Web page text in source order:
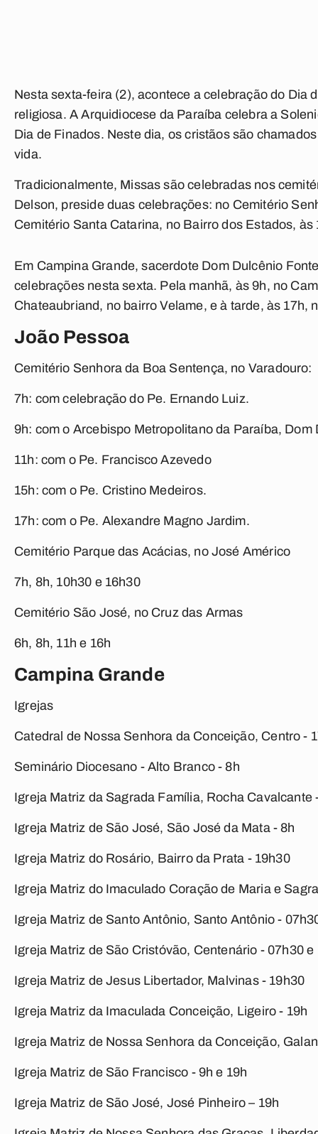
Nesta sexta-feira (2), acontece a celebração do Dia
religiosa. A Arquidiocese da Paraíba celebra a
Dia de Finados. Neste dia, os cristãos são
vida.
Tradicionalmente, Missas são celebradas nos
Delson, preside duas celebrações: no Cemitério
Cemitério Santa Catarina, no Bairro dos Estados, às
Em Campina Grande, sacerdote Dom Dulcênio
celebrações nesta sexta. Pela manhã, às 9h, no
Chateaubriand, no bairro Velame, e à tarde, às 17h,
João Pessoa
Cemitério Senhora da Boa Sentença, no Varadouro:
7h: com celebração do Pe. Ernando Luiz.
9h: com o Arcebispo Metropolitano da Paraíba, Dom
11h: com o Pe. Francisco Azevedo
15h: com o Pe. Cristino Medeiros.
17h: com o Pe. Alexandre Magno Jardim.
Cemitério Parque das Acácias, no José Américo
7h, 8h, 10h30 e 16h30
Cemitério São José, no Cruz das Armas
6h, 8h, 11h e 16h
Campina Grande
Igrejas
Catedral de Nossa Senhora da Conceição, Centro -
Seminário Diocesano - Alto Branco - 8h
Igreja Matriz da Sagrada Família, Rocha Cavalcante
Igreja Matriz de São José, São José da Mata - 8h
Igreja Matriz do Rosário, Bairro da Prata - 19h30
Igreja Matriz do Imaculado Coração de Maria e
Igreja Matriz de Santo Antônio, Santo Antônio -
Igreja Matriz de São Cristóvão, Centenário - 07h30 e
Igreja Matriz de Jesus Libertador, Malvinas - 19h30
Igreja Matriz da Imaculada Conceição, Ligeiro - 19h
Igreja Matriz de Nossa Senhora da Conceição,
Igreja Matriz de São Francisco - 9h e 19h
Igreja Matriz de São José, José Pinheiro – 19h